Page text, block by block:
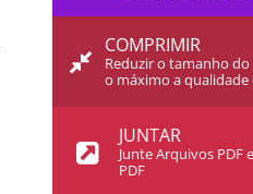
COMPRIMIR
Reduzir o tamanho
o máximo a qualidade
JUNTAR
Junte Arquivos
PDF